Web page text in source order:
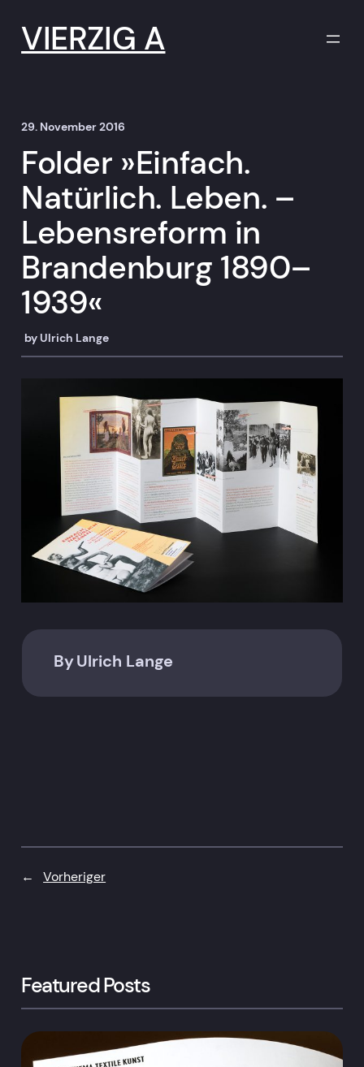
Inhalt
springenVIERZIG A
29. November 2016
Folder »Einfach.
Natürlich. Leben. –
Lebensreform in
Brandenburg 1890–
1939«
by Ulrich Lange
ByUlrich Lange
← Vorheriger
Featured Posts